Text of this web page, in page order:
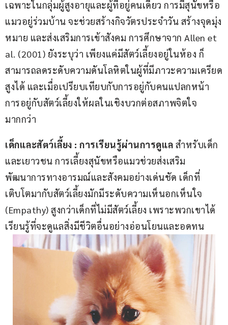
เฉพาะในกลุ่มผู้สูงอายุและผู้ที่อยู่คนเดียว การมีสุนัขหรือ
แมวอยู่ร่วมบ้าน จะช่วยสร้างกิจวัตรประจำวัน สร้างจุดมุ่ง
หมาย และส่งเสริมการเข้าสังคม การศึกษาจาก Allen et
al. (2001) ยังระบุว่า เพียงแค่มีสัตว์เลี้ยงอยู่ในห้อง ก็
สามารถลดระดับความดันโลหิตในผู้ที่มีภาวะความเครียด
สูงได้ และเมื่อเปรียบเทียบกับการอยู่กับคนแปลกหน้า
การอยู่กับสัตว์เลี้ยงให้ผลในเชิงบวกต่อสภาพจิตใจ
มากกว่า
เด็กและสัตว์เลี้ยง : การเรียนรู้ผ่านการดูแล สำหรับเด็ก
และเยาวชน การเลี้ยงสุนัขหรือแมวช่วยส่งเสริม
พัฒนาการทางอารมณ์และสังคมอย่างเด่นชัด เด็กที่
เติบโตมากับสัตว์เลี้ยงมักมีระดับความเห็นอกเห็นใจ
(Empathy) สูงกว่าเด็กที่ไม่มีสัตว์เลี้ยง เพราะพวกเขาได้
เรียนรู้ที่จะดูแลสิ่งมีชีวิตอื่นอย่างอ่อนโยนและอดทน